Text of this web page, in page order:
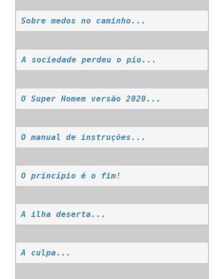
Sobre medos no caminho...
A sociedade perdeu o pio...
O Super Homem versão 2020...
O manual de instruções...
O princípio é o fim!
A ilha deserta...
A culpa...